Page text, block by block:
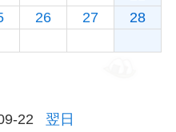
26 27
28
22 翌日